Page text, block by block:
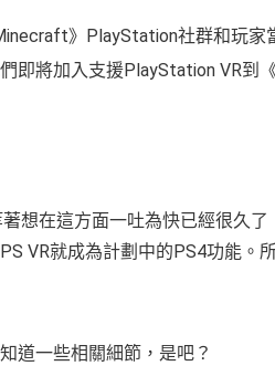
》PlayStation社群和玩家
即將加入支援PlayStation VR到
想在這方面一吐為快已經很久
VR就成為計劃中的PS4功能。
道一些相關細節，是吧？